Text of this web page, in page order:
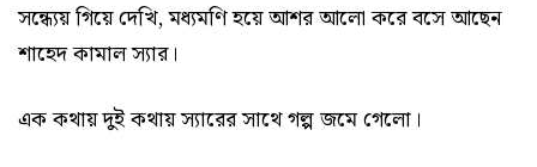
সন্ধ্যেয় গিয়ে দেখি, মধ্যমণি হয়ে আশর আলো করে বসে আছেন
শাহেদ কামাল স্যার।
এক কথায় দুই কথায় স্যারের সাথে গল্প জমে গেলো।